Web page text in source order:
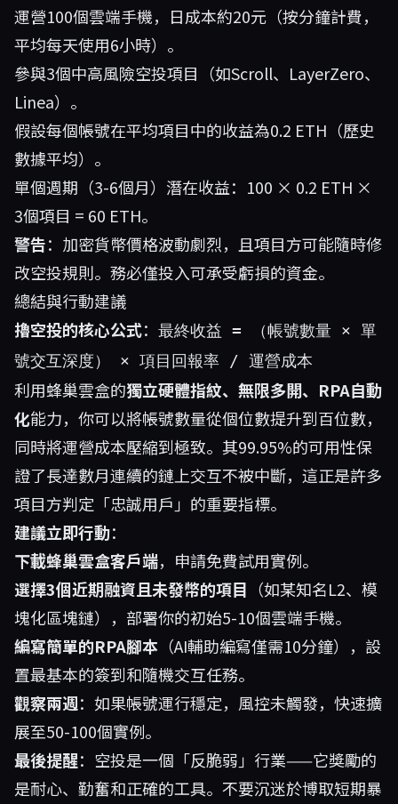
運營100個雲端手機，日成本約20元（按分鐘計費，
平均每天使用6小時）。
參與3個中高風險空投項目（如Scroll、LayerZero、
Linea）。
假設每個帳號在平均項目中的收益為0.2 ETH（歷史
數據平均）。
單個週期（3-6個月）潛在收益：100 × 0.2 ETH ×
3個項目 = 60 ETH。
警告：加密貨幣價格波動劇烈，且項目方可能隨時修
改空投規則。務必僅投入可承受虧損的資金。
總結與行動建議
擼空投的核心公式： 最終收益 = （帳號數量 × 單
號交互深度） × 項目回報率 / 運營成本
利用蜂巢雲盒的獨立硬體指紋、無限多開、RPA自動
化能力，你可以將帳號數量從個位數提升到百位數，
同時將運營成本壓縮到極致。其99.95%的可用性保
證了長達數月連續的鏈上交互不被中斷，這正是許多
項目方判定「忠誠用戶」的重要指標。
建議立即行動：
下載蜂巢雲盒客戶端，申請免費試用實例。
選擇3個近期融資且未發幣的項目 （如某知名L2、模
塊化區塊鏈），部署你的初始5-10個雲端手機。
編寫簡單的RPA腳本 （AI輔助編寫僅需10分鐘），設
置最基本的簽到和隨機交互任務。
觀察兩週：如果帳號運行穩定，風控未觸發，快速擴
展至50-100個實例。
最後提醒：空投是一個「反脆弱」行業——它獎勵的
是耐心、勤奮和正確的工具。不要沉迷於博取短期暴